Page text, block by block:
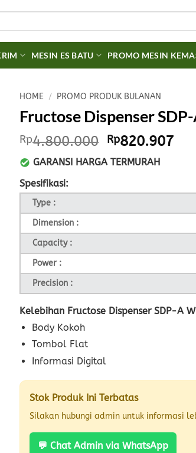
MESIN ES BATU PROMO MESIN
HOME / PROMO PRODUK BULANAN
Fructose Dispenser
Rp4.800.000 Original
price
was:
Rp820.907
GARANSI HARGA TERMURAH
Spesifikasi:
Type :
Dimension :
Capacity :
Power :
Precision :
Kelebihan Fructose Dispenser SDP-A
Body Kokoh
Tombol Flat
Informasi Digital
Stok Produk Ini Terbatas
Silakan hubungi admin untuk informasi
💬 Chat Admin via WhatsApp